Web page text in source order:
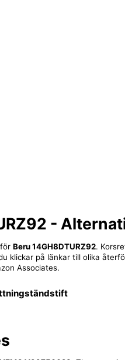
-
Beru 14GH8DTURZ92.
klickar på länkar till olika
Associates.